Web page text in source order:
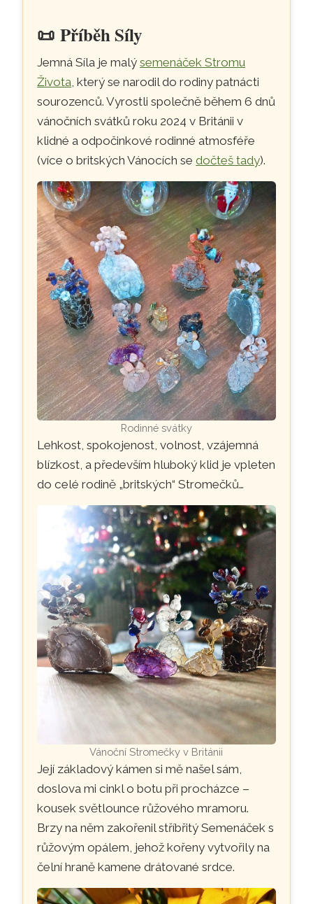
📜Příběh Síly
Jemná Síla je malýsemenáček Stromu
Života, který se narodil do rodiny patnácti
sourozenců. Vyrostli společně během 6 dnů
vánočních svátků roku 2024 v Británii v
klidné a odpočinkové rodinné atmosféře
(více o britských Vánocích sedočteš tady).
Rodinné svátky
Lehkost, spokojenost, volnost, vzájemná
blízkost, a především hluboký klid je vpleten
do celé rodině „britských“ Stromečků…
Vánoční Stromečky v Británii
Její základový kámen si mě našel sám,
doslova mi cinkl o botu při procházce –
kousek světlounce růžového mramoru.
Brzy na něm zakořenil stříbřitý Semenáček s
růžovým opálem, jehož kořeny vytvořily na
čelní hraně kamene drátované srdce.